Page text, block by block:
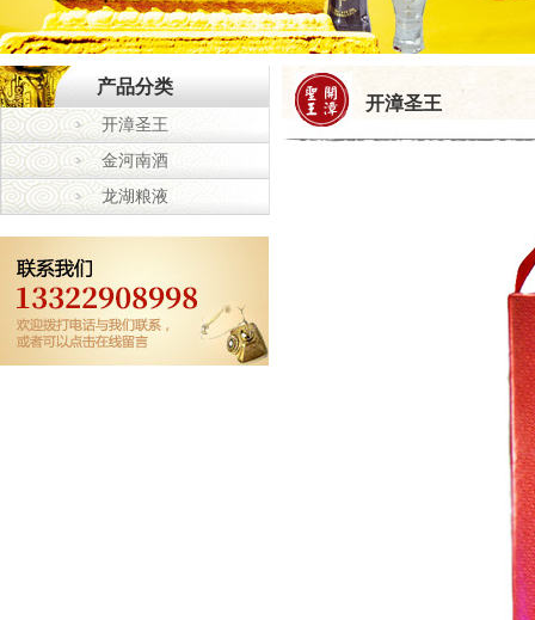
产品分类
开漳圣王
金河南酒
龙湖粮液
开漳圣王